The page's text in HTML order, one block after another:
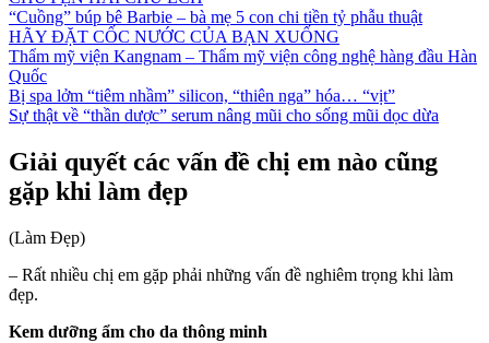
“Cuồng” búp bê Barbie – bà mẹ 5 con chi tiền tỷ phẫu thuật
HÃY ĐẶT CỐC NƯỚC CỦA BẠN XUỐNG
Thẩm mỹ viện Kangnam – Thẩm mỹ viện công nghệ hàng đầu Hàn
Quốc
Bị spa lởm “tiêm nhầm” silicon, “thiên nga” hóa… “vịt”
Sự thật về “thần dược” serum nâng mũi cho sống mũi dọc dừa
Giải quyết các vấn đề chị em nào cũng
gặp khi làm đẹp
(Làm Đẹp)
– Rất nhiều chị em gặp phải những vấn đề nghiêm trọng khi làm
đẹp.
Kem dưỡng ẩm cho da thông minh